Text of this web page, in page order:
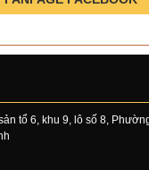
tổ 6, khu 9, lô số 8,